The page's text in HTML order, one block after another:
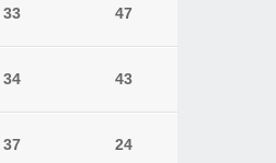
33 47
34 43
37 24